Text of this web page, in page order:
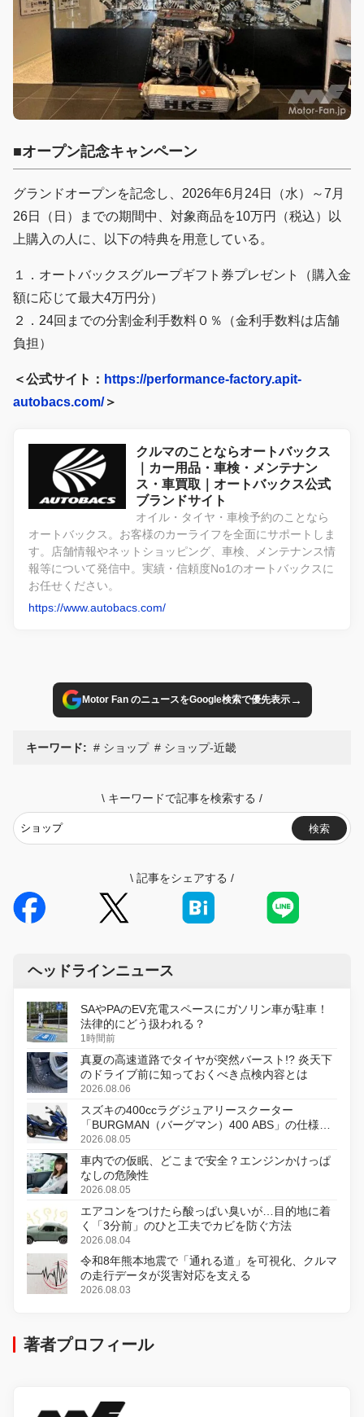
■オープン記念キャンペーン
グランドオープンを記念し、2026年6月24日（水）～7月
26日（日）までの期間中、対象商品を10万円（税込）以
上購入の人に、以下の特典を用意している。
１．オートバックスグループギフト券プレゼント（購入金
額に応じて最大4万円分）
２．24回までの分割金利手数料０％（金利手数料は店舗
負担）
＜公式サイト： https://performance-factory.apit-
autobacs.com/＞
クルマのことならオートバックス
｜カー用品・車検・メンテナン
ス・車買取｜オートバックス公式
ブランドサイト
オイル・タイヤ・車検予約のことなら
オートバックス。お客様のカーライフを全面にサポートしま
す。店舗情報やネットショッピング、車検、メンテナンス情
報等について発信中。実績・信頼度No1のオートバックスに
お任せください。
https://www.autobacs.com/
Motor Fan のニュースをGoogle検索で優先表示→
キーワード: ショップ ショップ-近畿
\ キーワードで記事を検索する /
検索
\ 記事をシェアする /
ヘッドラインニュース
SAやPAのEV充電スペースにガソリン車が駐車！
法律的にどう扱われる？
1時間前
真夏の高速道路でタイヤが突然バースト!? 炎天下
のドライブ前に知っておくべき点検内容とは
2026.08.06
スズキの400ccラグジュアリースクーター
「BURGMAN（バーグマン）400 ABS」の仕様を
変更し、8月18日に発売
2026.08.05
車内での仮眠、どこまで安全？エンジンかけっぱ
なしの危険性
2026.08.05
エアコンをつけたら酸っぱい臭いが…目的地に着
く「3分前」のひと工夫でカビを防ぐ方法
2026.08.04
令和8年熊本地震で「通れる道」を可視化、クルマ
の走行データが災害対応を支える
2026.08.03
著者プロフィール